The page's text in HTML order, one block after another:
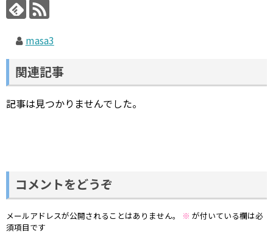
masa3
関連記事
記事は見つかりませんでした。
コメントをどうぞ
メールアドレスが公開されることはありません。 ※ が付いている欄は必
須項目です